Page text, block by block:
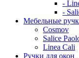
-
-
Мебельные
Cosmov
Salice
Linea Cali
Ручки для окон